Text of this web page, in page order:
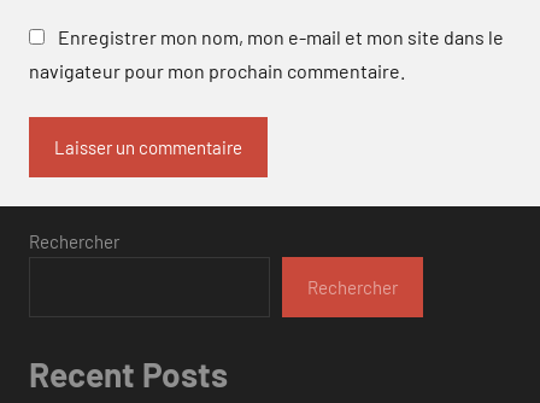
Enregistrer mon nom, mon e-mail et mon site dans le
navigateur pour mon prochain commentaire.
Rechercher
Rechercher
Recent Posts